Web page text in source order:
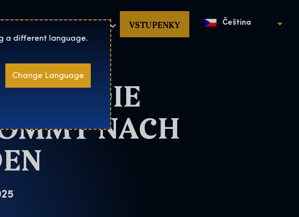
O Nás Nakupovat VSTUPENKY Čeština
™ : DIE
NACH
a different language.
Change Language